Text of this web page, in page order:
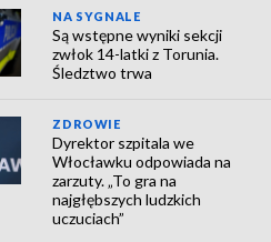
NA SYGNALE
Są wstępne wyniki sekcji
zwłok 14-latki z Torunia.
Śledztwo trwa
ZDROWIE
Dyrektor szpitala we
Włocławku odpowiada na
zarzuty. „To gra na
najgłębszych ludzkich
uczuciach”